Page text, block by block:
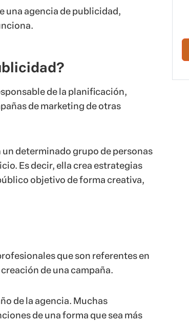
una agencia de publicidad,
de la planificación,
de marketing de otras
determinado grupo de personas
Es decir, ella crea estrategias
objetivo de forma creativa,
que son referentes en
de una campaña.
de la agencia. Muchas
de una forma que sea más